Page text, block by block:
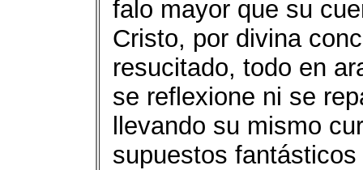
falo mayor que su
Cristo, por divina
resucitado, todo en
se reflexione ni se
llevando su mismo
supuestos